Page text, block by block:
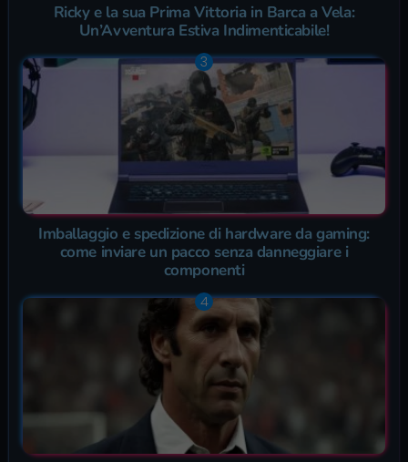
Ricky e la sua Prima Vittoria in Barca a Vela:
Un’Avventura Estiva Indimenticabile!
Imballaggio e spedizione di hardware da gaming:
come inviare un pacco senza danneggiare i
componenti